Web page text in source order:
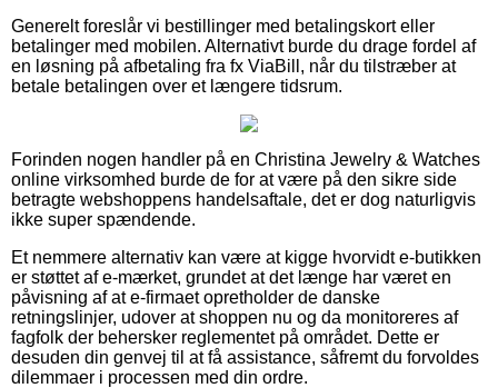
Generelt foreslår vi bestillinger med betalingskort eller
betalinger med mobilen. Alternativt burde du drage fordel af
en løsning på afbetaling fra fx ViaBill, når du tilstræber at
betale betalingen over et længere tidsrum.
Forinden nogen handler på en Christina Jewelry & Watches
online virksomhed burde de for at være på den sikre side
betragte webshoppens handelsaftale, det er dog naturligvis
ikke super spændende.
Et nemmere alternativ kan være at kigge hvorvidt e-butikken
er støttet af e-mærket, grundet at det længe har været en
påvisning af at e-firmaet opretholder de danske
retningslinjer, udover at shoppen nu og da monitoreres af
fagfolk der behersker reglementet på området. Dette er
desuden din genvej til at få assistance, såfremt du forvoldes
dilemmaer i processen med din ordre.